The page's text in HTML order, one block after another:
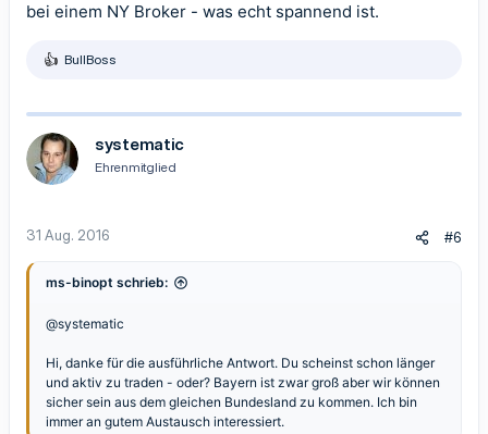
bei einem NY Broker - was echt spannend ist.
R
k
t
i
o
n
BullBoss
systematic
Ehrenmitglied
31 Aug. 2016 #6
ms-binopt schrieb:
@systematic
Hi, danke für die ausführliche Antwort. Du scheinst schon länger
und aktiv zu traden - oder? Bayern ist zwar groß aber wir können
sicher sein aus dem gleichen Bundesland zu kommen. Ich bin
immer an gutem Austausch interessiert.